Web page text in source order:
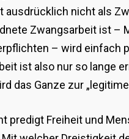
ausdrücklich nicht als
Zwangsarbeit ist –
– wird einfach
ist also nur so lange
das Ganze zur
predigt Freiheit und